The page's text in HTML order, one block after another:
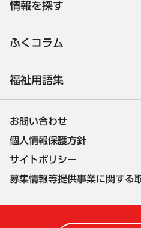
情報を探す
ふくコラム
福祉用語集
お問い合わせ
個人情報保護方針
サイトポリシー
募集情報等提供事業に関する
株式会社